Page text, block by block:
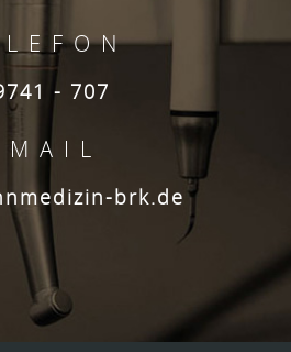
- 707
brk.de